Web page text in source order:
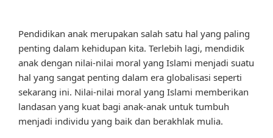
Pendidikan anak merupakan salah satu hal yang paling
penting dalam kehidupan kita. Terlebih lagi, mendidik
anak dengan nilai-nilai moral yang Islami menjadi suatu
hal yang sangat penting dalam era globalisasi seperti
sekarang ini. Nilai-nilai moral yang Islami memberikan
landasan yang kuat bagi anak-anak untuk tumbuh
menjadi individu yang baik dan berakhlak mulia.